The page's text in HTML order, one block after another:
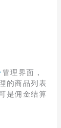
管理界面，
的商品列表
是佣金结算